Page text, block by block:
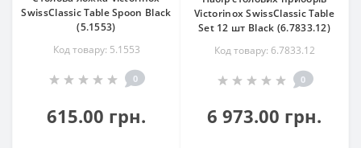
SwissClassic Table Spoon Black
(5.1553)
Код товару: 5.1553
0
615.00 грн.
Victorinox SwissClassic Table
Set 12 шт Black (6.7833.12)
Код товару: 6.7833.12
0
6 973.00 грн.